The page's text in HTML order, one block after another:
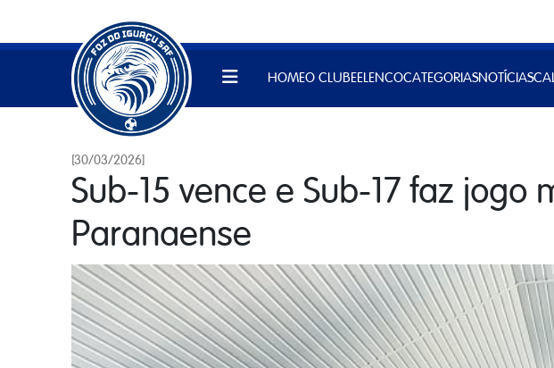
HOMEO CLUBEELENCOCATEGORIASNOTÍCIAS
[30/03/2026]
Sub-15 vence e Sub-17 faz
Paranaense